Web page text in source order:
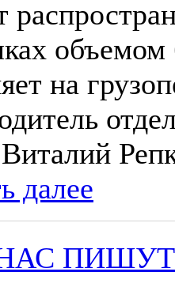
объемом
на
далее
ПИШУТ